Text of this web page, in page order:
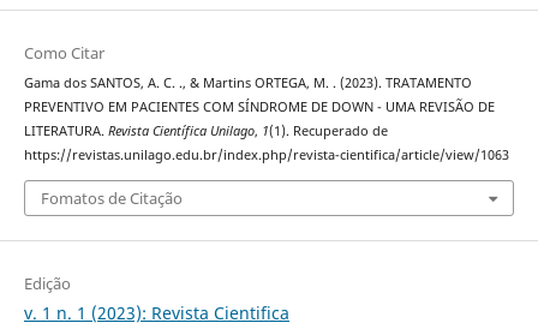
Como Citar
Gama dos SANTOS, A. C. ., & Martins ORTEGA, M. . (2023). TRATAMENTO
PREVENTIVO EM PACIENTES COM SÍNDROME DE DOWN - UMA REVISÃO DE
LITERATURA. Revista Científica Unilago, 1(1). Recuperado de
https://revistas.unilago.edu.br/index.php/revista-cientifica/article/view/1063
Fomatos de Citação
Edição
v. 1 n. 1 (2023): Revista Cientifica